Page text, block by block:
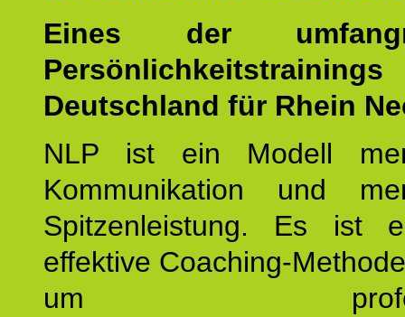
Eines der
Deutschland für Rhein
NLP ist ein Modell
Kommunikation und
Spitzenleistung. Es ist
effektive Coaching-
um